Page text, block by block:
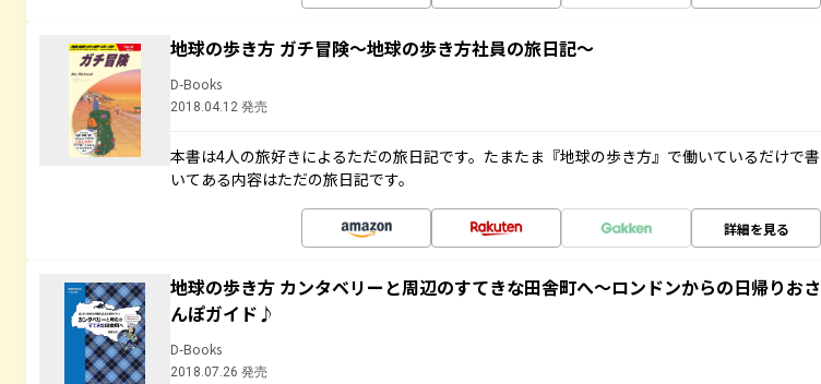
地球の歩き方 ガチ冒険～地球の歩き方社員の旅日記～
D-Books
2018.04.12 発売
本書は4人の旅好きによるただの旅日記です。たまたま『地球の歩き方』で働いているだけで書
いてある内容はただの旅日記です。
詳細を見る
地球の歩き方 カンタベリーと周辺のすてきな田舎町へ～ロンドンからの日帰りおさ
んぽガイド♪
D-Books
2018.07.26 発売